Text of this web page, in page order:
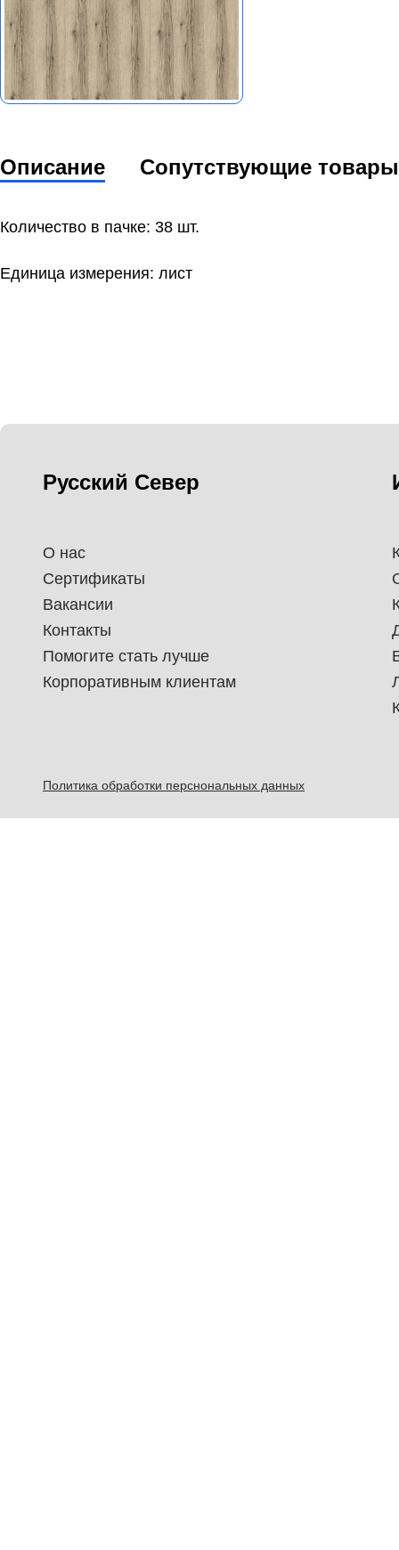
Описание Сопутствующие товары
Количество в пачке: 38 шт.
Единица измерения: лист
Русский Север
О нас
Сертификаты
Вакансии
Контакты
Помогите стать лучше
Корпоративным клиентам
Политика обработки перснональных данных